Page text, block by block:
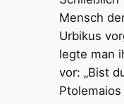
Mensch
Urbikus
legte man
vor: „Bist